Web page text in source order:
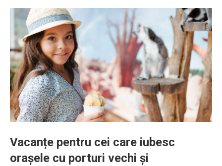
Vacanțe pentru cei care iubesc
orașele cu porturi vechi și